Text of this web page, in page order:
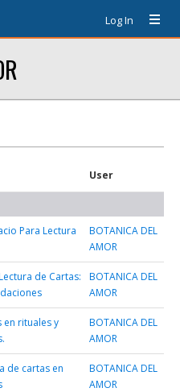
Log In
User
Para Lectura
BOTANICA DEL
AMOR
de Cartas:
BOTANICA DEL
AMOR
en rituales y
BOTANICA DEL
AMOR
de cartas en
BOTANICA DEL
AMOR